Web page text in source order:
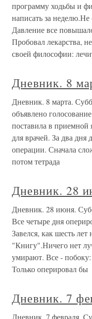
программу ходьбы и
написать за
Давление все
Пробовал лекарства,
своей философии:
Дневник. 8
Дневник. 8 марта.
объявлено
поставила в приемной
для врачей. За два
операции. Сначала
потом тетрада
Дневник. 28
Дневник. 28 июня.
Все четыре дня
Завелся, как шесть лет
"Книгу".Ничего нет
умирают. Все -
Только оперировал бы
Дневник. 7
Дневник. 7 февраля.